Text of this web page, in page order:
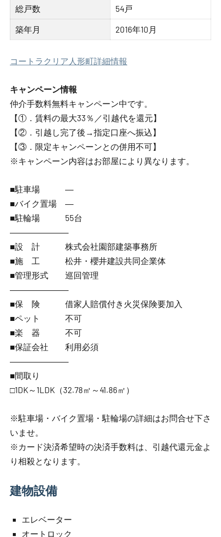
総戸数 54戸
築年月 2016年10月
コートラクリア人形町詳細情報
キャンペーン情報
仲介手数料無料キャンペーン中です。
【①．賃料の最大33％／引越代を還元】
【②．引越し完了後→指定口座へ振込】
【③．限定キャンペーンとの併用不可】
※キャンペーン内容はお部屋により異なります。
■駐車場 ―
■バイク置場 ―
■駐輪場 55台
―――――――
■設 計 株式会社園部建築事務所
■施 工 松井・櫻井建設共同企業体
■管理形式 巡回管理
―――――――
■保 険 借家人賠償付き火災保険要加入
■ペット 不可
■楽 器 不可
■保証会社 利用必須
―――――――
■間取り
□1DK～1LDK（32.78㎡～41.86㎡）
※駐車場・バイク置場・駐輪場の詳細はお問合せ下さ
いませ。
※カード決済希望時の決済手数料は、引越代還元金よ
り相殺となります。
建物設備
エレベーター
オートロック